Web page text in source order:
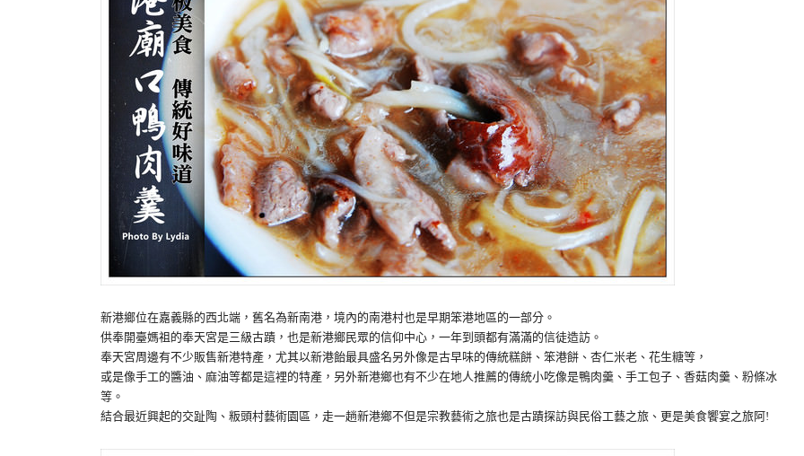
新港鄉位在嘉義縣的西北端，舊名為新南港，境內的南港村也是早期笨港地區的一部分。
供奉開臺媽祖的奉天宮是三級古蹟，也是新港鄉民眾的信仰中心，一年到頭都有滿滿的信徒造訪。
奉天宮周邊有不少販售新港特產，尤其以新港飴最具盛名另外像是古早味的傳統糕餅、笨港餅、杏仁米老、花生糖等，
或是像手工的醬油、麻油等都是這裡的特產，另外新港鄉也有不少在地人推薦的傳統小吃像是鴨肉羹、手工包子、香菇肉羹、粉條冰
等。
結合最近興起的交趾陶、粄頭村藝術園區，走一趟新港鄉不但是宗教藝術之旅也是古蹟探訪與民俗工藝之旅、更是美食饗宴之旅阿!